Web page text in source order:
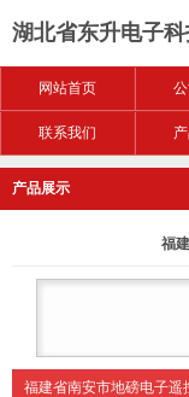
湖北省东升电子科
网站首页
联系我们
产品展示
福
福建省南安市地磅电子遥